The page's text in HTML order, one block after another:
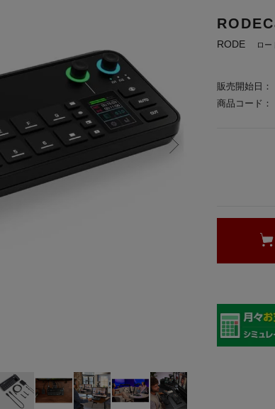
RODE ロー
商品コード：
販売開始日：